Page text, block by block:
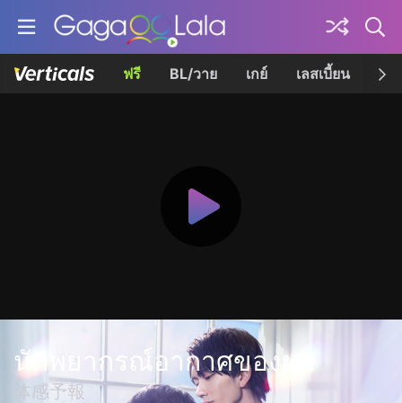
ฟรี BL/วาย เกย์ เลสเบี้ยน เค
นักพยากรณ์อากาศของผม
体感予報